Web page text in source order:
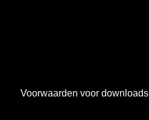
Voorwaarden voor downloads